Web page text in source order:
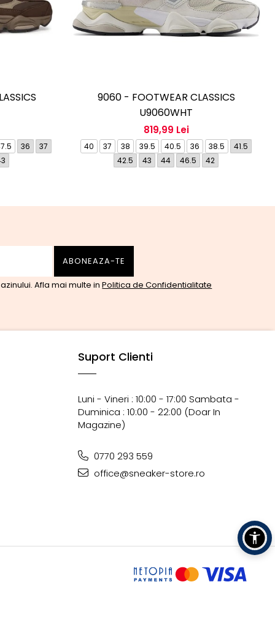
36
37
9060 - FOOTWEAR CLASSICS
U9060WHT
819,99 Lei
40 37 38 39.5 40.5 36 38.5
41.5
42.5
43 44 46.5 42
Afla mai multe inPolitica de Confidentialitate
Suport Clienti
Luni - Vineri : 10:00 - 17:00 Sambata -
Duminica : 10:00 - 22:00 (doar In
Magazine)
0770 293 559
office@sneaker-store.ro